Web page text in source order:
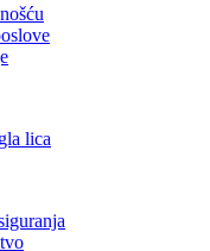
lica